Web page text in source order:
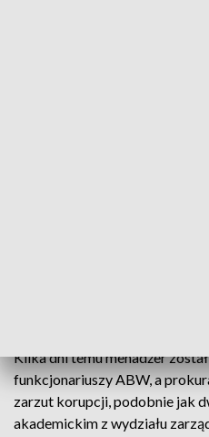
Kilka dni temu menadżer
funkcjonariuszy ABW, a
zarzut korupcji, podobnie jak
akademickim z wydziału